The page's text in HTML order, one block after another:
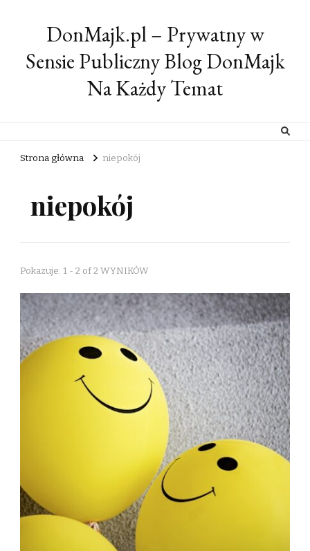
DonMajk.pl – Prywatny w
Sensie Publiczny Blog DonMajk
Na Każdy Temat
Strona główna niepokój
niepokój
Pokazuje: 1 - 2 of 2 WYNIKÓW